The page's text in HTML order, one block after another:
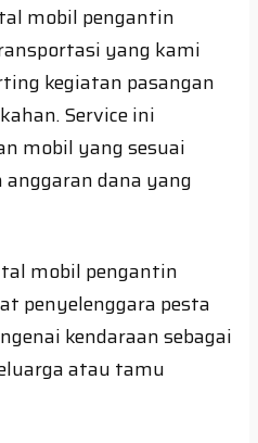
mobil pengantin
yang kami
kegiatan pasangan
Service ini
mobil yang sesuai
dana yang
mobil pengantin
penyelenggara pesta
kendaraan sebagai
atau tamu